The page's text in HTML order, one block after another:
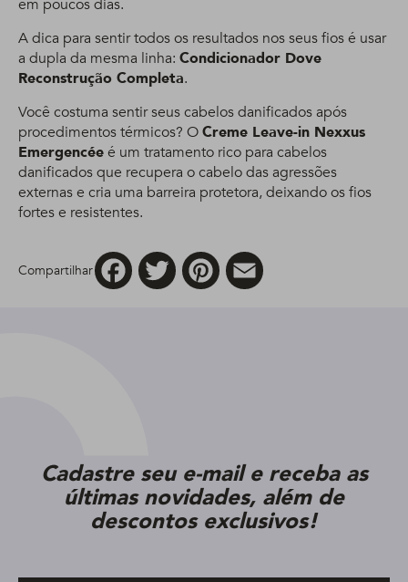
em poucos dias.
A dica para sentir todos os resultados nos seus fios é usar
a dupla da mesma linha: Condicionador Dove
Reconstrução Completa.
Você costuma sentir seus cabelos danificados após
procedimentos térmicos? OCreme Leave-in Nexxus
Emergencéeé um tratamento rico para cabelos
danificados que recupera o cabelo das agressões
externas e cria uma barreira protetora, deixando os fios
fortes e resistentes.
Compartilhar
FacebookTwitter Pinterest
Cadastre seu e-mail e receba as
últimas novidades, além de
descontos exclusivos!